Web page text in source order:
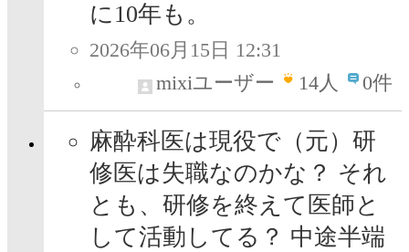
に10年も。
2026年06月15日 12:31
mixiユーザー
14人 0件
麻酔科医は現役で（元）研
修医は失職なのかな？ それ
とも、研修を終えて医師と
して活動してる？ 中途半端